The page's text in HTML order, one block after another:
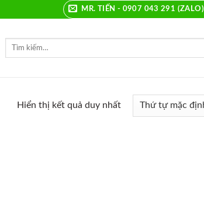
MR. TIẾN - 0907 043 291 (ZALO)
Hiển thị kết quả duy nhất